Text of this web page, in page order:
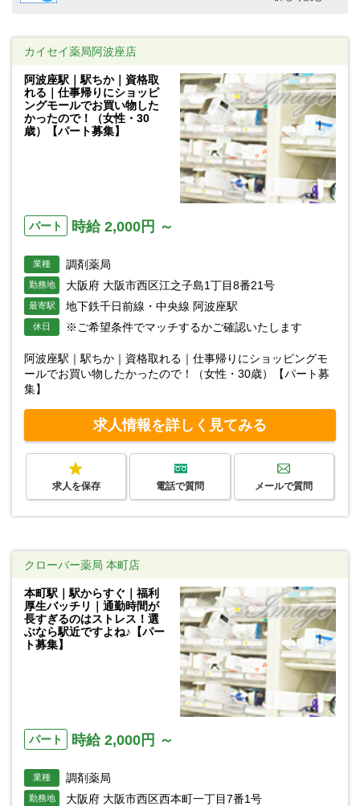
カイセイ薬局阿波座店
阿波座駅｜駅ちか｜資格取
れる｜仕事帰りにショッピ
ングモールでお買い物した
かったので！（女性・30
歳）【パート募集】
パート 時給 2,000円 ～
業種 調剤薬局
勤務地 大阪府 大阪市西区江之子島1丁目8番21号
最寄駅 地下鉄千日前線・中央線 阿波座駅
休日 ※ご希望条件でマッチするかご確認いたします
阿波座駅｜駅ちか｜資格取れる｜仕事帰りにショッピングモ
ールでお買い物したかったので！（女性・30歳）【パート募
集】
求人情報を詳しく見てみる
求人を保存 電話で質問 メールで質問
クローバー薬局 本町店
本町駅｜駅からすぐ｜福利
厚生バッチリ｜通勤時間が
長すぎるのはストレス！選
ぶなら駅近ですよね♪【パー
ト募集】
パート 時給 2,000円 ～
業種 調剤薬局
勤務地 大阪府 大阪市西区西本町一丁目7番1号